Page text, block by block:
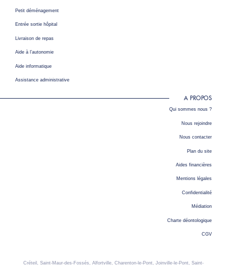
Petit déménagement
Entrée sortie hôpital
Livraison de repas
Aide à l’autonomie
Aide informatique
Assistance administrative
A PROPOS
Qui sommes nous ?
Nous rejoindre
Nous contacter
Plan du site
Aides financières
Mentions légales
Confidentialité
Médiation
Charte déontologique
CGV
Créteil, Saint-Maur-des-Fossés, Alfortville, Charenton-le-Pont, Joinville-le-Pont, Saint-